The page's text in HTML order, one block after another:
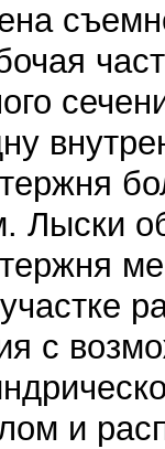
Лыски
с
и